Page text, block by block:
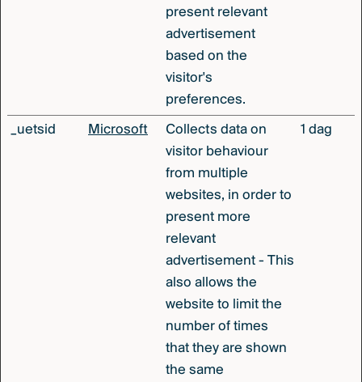
present relevant
advertisement
based on the
visitor's
preferences.
_uetsid Microsoft
Collects data on
visitor behaviour
from multiple
websites, in order to
present more
relevant
advertisement - This
also allows the
website to limit the
number of times
that they are shown
the same
1 dag